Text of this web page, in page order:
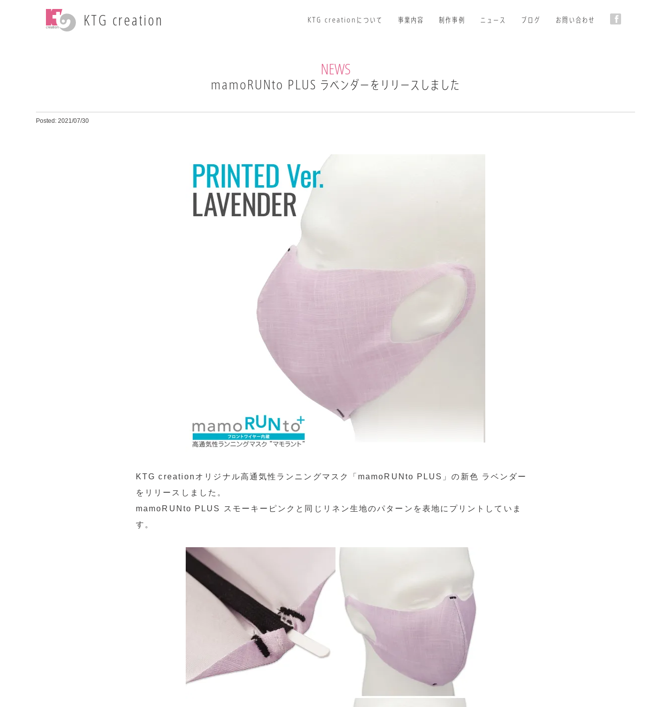
KTG creation KTG creationについて 事業内容 制作事例 ニュース ブログ お問い合わせ
Facebookページ
NEWS
mamoRUNto PLUS ラベンダーをリリースしました
Posted: 2021/07/30
KTG creationオリジナル高通気性ランニングマスク「mamoRUNto PLUS」の新色 ラベンダー
をリリースしました。
mamoRUNto PLUS スモーキーピンクと同じリネン生地のパターンを表地にプリントしていま
す。